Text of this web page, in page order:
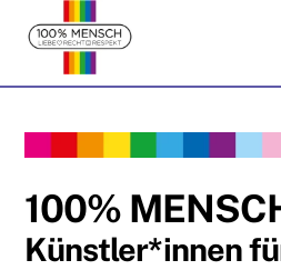
content
100%
Künstler*innen